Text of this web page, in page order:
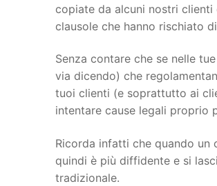
copiate da alcuni nostri clienti
clausole che hanno rischiato
Senza contare che se nelle
via dicendo) che
tuoi clienti (e soprattutto ai
intentare cause legali proprio
Ricorda infatti che quando
quindi è più diffidente e si
tradizionale.